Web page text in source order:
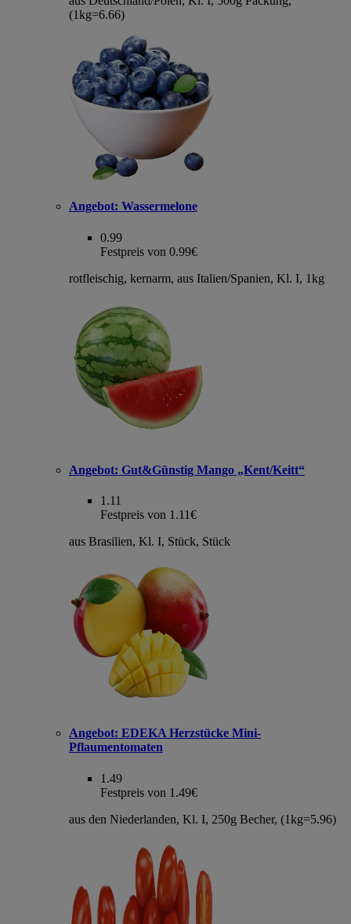
(1kg=6.66)
Angebot: Wassermelone
0.99
Festpreis von 0.99€
rotfleischig, kernarm, aus Italien/Spanien, Kl. I, 1kg
Angebot: Gut&Günstig Mango „Kent/Keitt“
1.11
Festpreis von 1.11€
aus Brasilien, Kl. I, Stück, Stück
Angebot: EDEKA Herzstücke Mini-
Pflaumentomaten
1.49
Festpreis von 1.49€
aus den Niederlanden, Kl. I, 250g Becher, (1kg=5.96)